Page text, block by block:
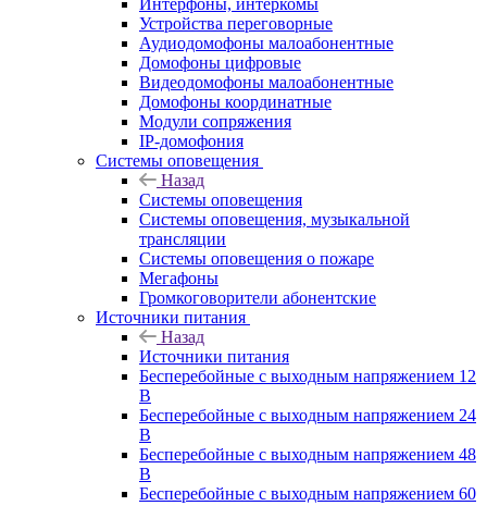
Интерфоны, интеркомы
Устройства переговорные
Аудиодомофоны малоабонентные
Домофоны цифровые
Видеодомофоны малоабонентные
Домофоны координатные
Модули сопряжения
IP-домофония
Системы оповещения
Назад
Системы оповещения
Системы оповещения, музыкальной
трансляции
Системы оповещения о пожаре
Мегафоны
Громкоговорители абонентские
Источники питания
Назад
Источники питания
Бесперебойные с выходным напряжением 12
В
Бесперебойные с выходным напряжением 24
В
Бесперебойные с выходным напряжением 48
В
Бесперебойные с выходным напряжением 60